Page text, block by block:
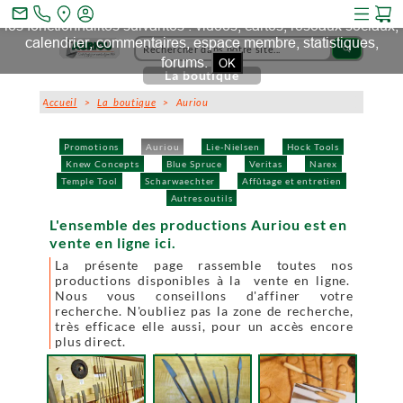
search
Promotions Auriou Lie-Nielsen
Hock Tools
Knew Concepts
Blue Spruce Veritas
Narex
Temple Tool
Scharwaechter
Affûtage et entretien
Autres outils
La boutique
Accueil >La boutique > Auriou
L'ensemble des productions Auriou est en
vente en ligne ici.
La présente page rassemble toutes nos
productions disponibles à la vente en ligne.
Nous vous conseillons d'affiner votre
recherche. N'oubliez pas la zone de recherche,
très efficace elle aussi, pour un accès encore
plus direct.
mail_outline
Ce site et des sites tiers qu'il utilise collectent des cookies pour
les fonctionnalités suivantes : vidéos, cartes, réseaux sociaux,
calendrier, commentaires, espace membre, statistiques,
forums. OK